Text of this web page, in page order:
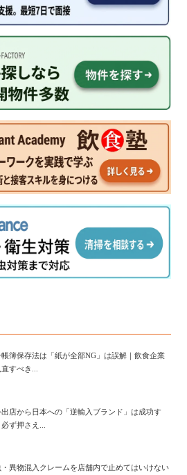
帳簿保存法は「紙が全部NG」は誤解｜飲食企業
すべき...
出店から日本への「逆輸入ブランド」は成功す
ず押さえ...
・異物混入クレームを店舗内で止めてはいけない